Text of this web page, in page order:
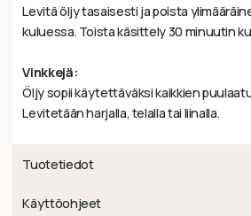
Levitä öljy tasaisesti ja poista
kuluessa. Toista käsittely 30 minuutin
Vinkkejä:
Öljy sopii käytettäväksi kaikkien
Levitetään harjalla, telalla tai liinalla.
Tuotetiedot
Käyttöohjeet